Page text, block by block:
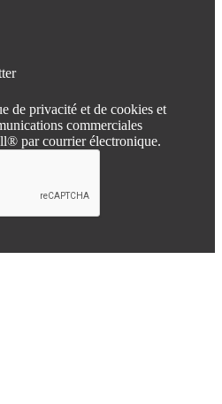
de privacité et de cookies et
commerciales
par courrier électronique.